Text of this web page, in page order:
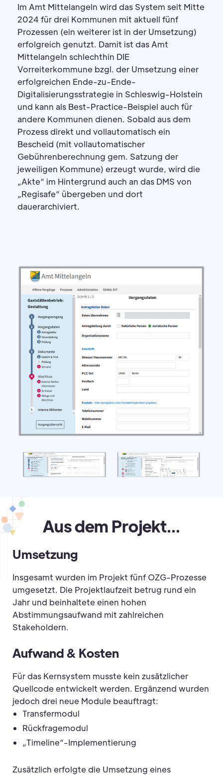
Im Amt Mittelangeln wird das System seit Mitte
2024 für drei Kommunen mit aktuell fünf
Prozessen (ein weiterer ist in der Umsetzung)
erfolgreich genutzt. Damit ist das Amt
Mittelangeln schlechthin DIE
Vorreiterkommune bzgl. der Umsetzung einer
erfolgreichen Ende-zu-Ende-
Digitalisierungsstrategie in Schleswig-Holstein
und kann als Best-Practice-Beispiel auch für
andere Kommunen dienen. Sobald aus dem
Prozess direkt und vollautomatisch ein
Bescheid (mit vollautomatischer
Gebührenberechnung gem. Satzung der
jeweiligen Kommune) erzeugt wurde, wird die
„Akte“ im Hintergrund auch an das DMS von
„Regisafe“ übergeben und dort
dauerarchiviert.
Aus dem Projekt...
Umsetzung
Insgesamt wurden im Projekt fünf OZG-Prozesse
umgesetzt. Die Projektlaufzeit betrug rund ein
Jahr und beinhaltete einen hohen
Abstimmungsaufwand mit zahlreichen
Stakeholdern.
Aufwand & Kosten
Für das Kernsystem musste kein zusätzlicher
Quellcode entwickelt werden. Ergänzend wurden
jedoch drei neue Module beauftragt:
Transfermodul
Rückfragemodul
„Timeline“-Implementierung
Zusätzlich erfolgte die Umsetzung eines